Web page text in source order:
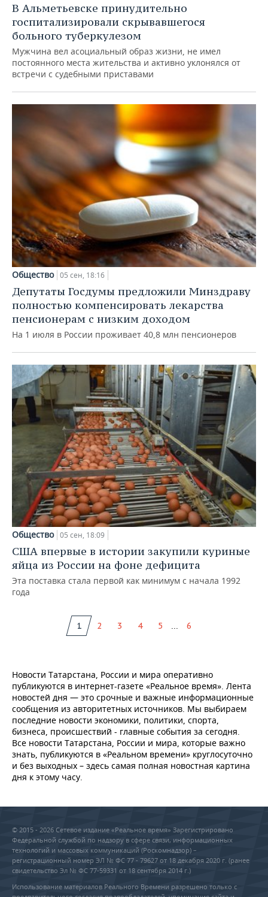
В Альметьевске принудительно
госпитализировали скрывавшегося
больного туберкулезом
Мужчина вел асоциальный образ жизни, не имел
постоянного места жительства и активно уклонялся от
встречи с судебными приставами
Общество 05 сен, 18:16
Депутаты Госдумы предложили Минздраву
полностью компенсировать лекарства
пенсионерам с низким доходом
На 1 июля в России проживает 40,8 млн пенсионеров
Общество 05 сен, 18:09
США впервые в истории закупили куриные
яйца из России на фоне дефицита
Эта поставка стала первой как минимум с начала 1992
года
1 2 3 4 5 ... 6
Новости Татарстана, России и мира оперативно
публикуются в интернет-газете «Реальное время». Лента
новостей дня — это срочные и важные информационные
сообщения из авторитетных источников. Мы выбираем
последние новости экономики, политики, спорта,
бизнеса, происшествий - главные события за сегодня.
Все новости Татарстана, России и мира, которые важно
знать, публикуются в «Реальном времени» круглосуточно
и без выходных – здесь самая полная новостная картина
дня к этому часу.
© 2015 - 2026 Сетевое издание «Реальное время» Зарегистрировано
Федеральной службой по надзору в сфере связи, информационных
технологий и массовых коммуникаций (Роскомнадзор) –
регистрационный номер ЭЛ № ФС 77 - 79627 от 18 декабря 2020 г. (ранее
свидетельство Эл № ФС 77-59331 от 18 сентября 2014 г.)
Использование материалов Реального Времени разрешено только с